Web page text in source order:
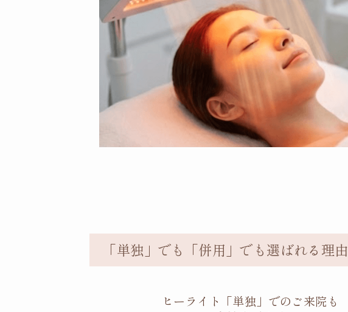
「単独」でも「併用」でも選ばれる理由
ヒーライト「単独」でのご来院も